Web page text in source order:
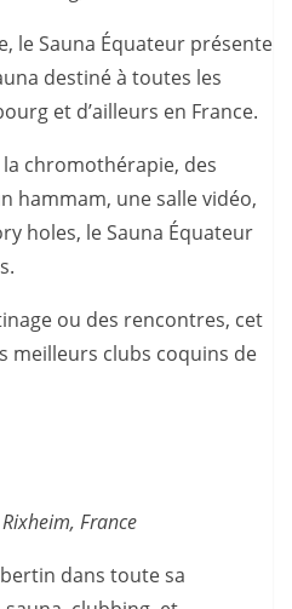
le Sauna Équateur présente
destiné à toutes les
et d’ailleurs en France.
chromothérapie, des
hammam, une salle vidéo,
holes, le Sauna Équateur
ou des rencontres, cet
meilleurs clubs coquins de
France
dans toute sa